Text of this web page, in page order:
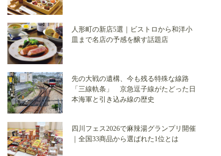
人形町の新店5選｜ビストロから和洋小
皿まで名店の予感を醸す話題店
先の大戦の遺構、今も残る特殊な線路
「三線軌条」 京急逗子線がたどった日
本海軍と引き込み線の歴史
四川フェス2026で麻辣湯グランプリ開催
｜全国33商品から選ばれた1位とは